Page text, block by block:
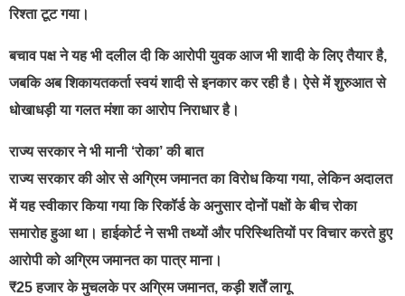
रिश्ता टूट गया।
बचाव पक्ष ने यह भी दलील दी कि आरोपी युवक आज भी शादी के लिए तैयार है,
जबकि अब शिकायतकर्ता स्वयं शादी से इनकार कर रही है। ऐसे में शुरुआत से
धोखाधड़ी या गलत मंशा का आरोप निराधार है।
राज्य सरकार ने भी मानी ‘रोका’ की बात
राज्य सरकार की ओर से अग्रिम जमानत का विरोध किया गया, लेकिन अदालत
में यह स्वीकार किया गया कि रिकॉर्ड के अनुसार दोनों पक्षों के बीच रोका
समारोह हुआ था। हाईकोर्ट ने सभी तथ्यों और परिस्थितियों पर विचार करते हुए
आरोपी को अग्रिम जमानत का पात्र माना।
₹25 हजार के मुचलके पर अग्रिम जमानत, कड़ी शर्तें लागू